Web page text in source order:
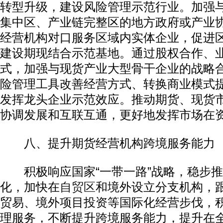
转型升级，建设风险管理示范行业。加强
集中区、产业链完整区的地方政府或产业
经营机构对口服务区域内实体企业，促进
建设期现结合示范基地。通过股权合作、
式，加强与现货产业大型骨干企业的战略
险管理工具改善经营方式、转换商业模式
发挥龙头企业示范效应。推动期货、现货
协调发展和互联互通，更好地发挥市场在
八、提升期货经营机构跨境服务能力
积极响应国家“一带一路”战略，稳步
化，加快在自贸区和境外设立分支机构，
贸易、境外项目投资等国际化经营步伐，
理服务，不断提升跨境服务能力，提升在